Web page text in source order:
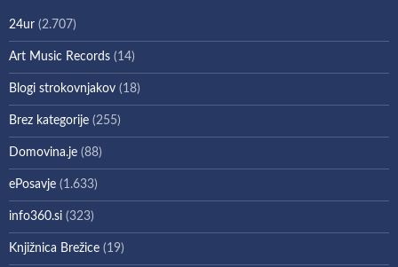
24ur (2.707)
Art Music Records (14)
Blogi strokovnjakov (18)
Brez kategorije (255)
Domovina.je (88)
ePosavje (1.633)
info360.si (323)
Knjižnica Brežice (19)